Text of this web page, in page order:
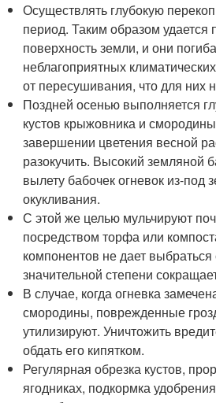
Осуществлять глубокую
период. Таким образом удается
поверхность земли, и они
неблагоприятных
от пересушивания, что для них
Поздней осенью выполняется
кустов крыжовника и
завершении цветения весной
разокучить. Высокий земляной
вылету бабочек огневок из-под
окукливания.
С этой же целью мульчируют
посредством торфа или
компонентов не дает
значительной степени
В случае, когда огневка
смородины, поврежденные
утилизируют. Уничтожить
обдать его кипятком.
Регулярная обрезка кустов,
ягодниках, подкормка